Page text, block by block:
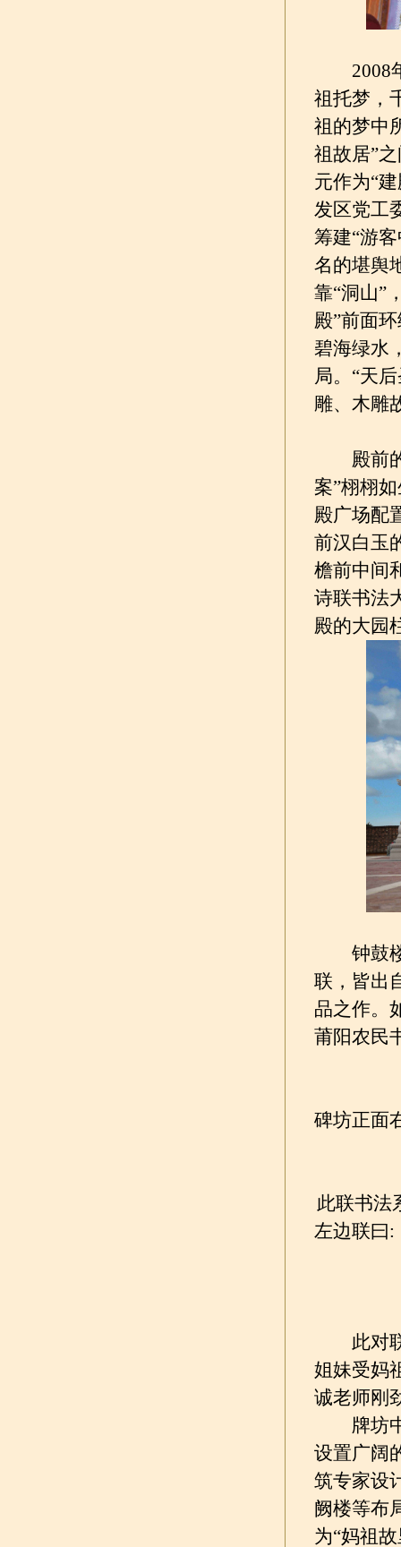
2008年
祖托梦，
祖的梦中
祖故居”
元作为“
发区党工
筹建“游
名的堪舆
靠“洞山”
殿”前面
碧海绿水
局。“天
雕、木雕
殿前的
案”栩栩
殿广场配
前汉白玉
檐前中间
诗联书法
殿的大
钟鼓楼
联，皆出
品之作。
莆阳农民
碑坊正面
此联书法
左边联曰:
此对联
姐妹受妈
诚老师刚
牌坊中
设置广阔
筑专家设
阙楼等布
为“妈祖